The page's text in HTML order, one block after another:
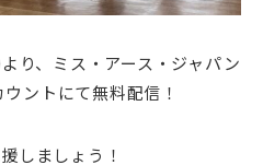
り、ミス・アース・ジャパン
ントにて無料配信！
しましょう！